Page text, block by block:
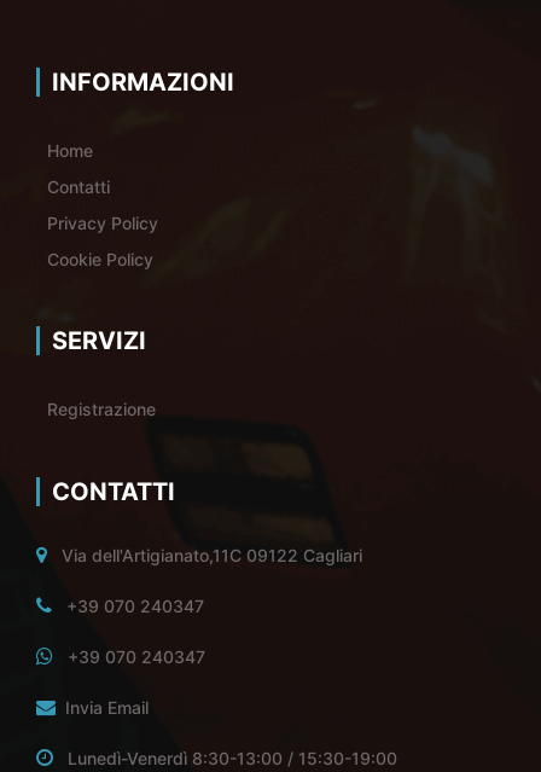
INFORMAZIONI
Home
Contatti
Privacy Policy
Cookie Policy
SERVIZI
Registrazione
CONTATTI
Via dell'Artigianato,11C 09122 Cagliari
+39 070 240347
+39 070 240347
Invia Email
Lunedì-Venerdì 8:30-13:00 / 15:30-19:00